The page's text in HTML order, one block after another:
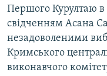
Першого Курултаю в
свідченням Асана
незадоволеними
Кримського
виконавчого